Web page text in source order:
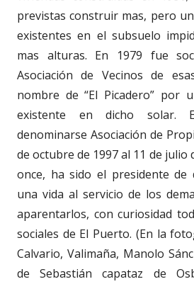
previstas construir mas, pero
existentes en el subsuelo
mas alturas. En 1979 fue
Asociación de Vecinos de
nombre de “El Picadero” por
existente en dicho solar.
denominarse Asociación de
de octubre de 1997 al 11 de julio
once, ha sido el presidente de
una vida al servicio de los
aparentarlos, con curiosidad
sociales de El Puerto. (En la
Calvario, Valimaña, Manolo
de Sebastián capataz de